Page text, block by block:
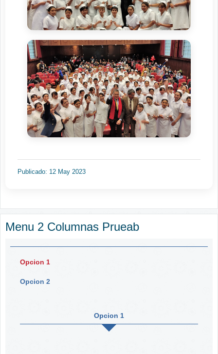
Publicado: 12 May 2023
Menu 2 Columnas Prueab
Opcion 1
Opcion 2
Opcion 1